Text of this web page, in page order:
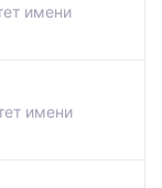
имени
имени